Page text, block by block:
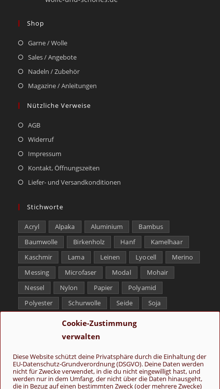
Cookie-Zustimmung
verwalten
Diese Website schützt deine Privatsphäre durch die Einhaltung der
EU-Datenschutz-Grundverordnung (DSGVO). Deine Daten werden
nicht für Zwecke verwendet, in die du nicht eingewilligt hast, und
werden nur in dem Umfang, der nicht über die Daten hinausgeht,
die in Bezug auf einen bestimmten Zweck (oder mehrere Zwecke)
Shop
Garne / Wolle
Sales / Angebote
Nadeln / Zubehör
Magazine / Anleitungen
Nützliche Verweise
AGB
Widerruf
Impressum
Kontakt, Öffnungszeiten
Liefer- und Versandkonditionen
Stichworte
Acryl Alpaka Aluminium
Bambus
Baumwolle
Birkenholz Hanf
Kamelhaar
Kaschmir
Lama Leinen Lyocell
Merino
Messing
Microfaser Modal
Mohair
Nessel
Nylon Papier
Polyamid
Polyester
Schurwolle Seide
Soja
Tencel
Yak
Folge uns